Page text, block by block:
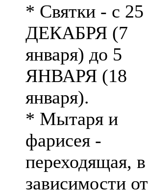
* Святки - с 25
ДЕКАБРЯ (7
января) до 5
ЯНВАРЯ (18
января).
* Мытаря и
фарисея -
переходящая, в
зависимости от